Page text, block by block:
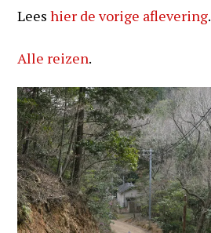
Leeshier de vorige aflevering.
Alle reizen.